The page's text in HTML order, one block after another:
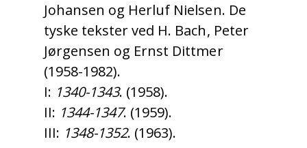
Johansen og Herluf Nielsen. De
tyske tekster ved H. Bach, Peter
Jørgensen og Ernst Dittmer
(1958-1982).
I: 1340-1343. (1958).
II: 1344-1347. (1959).
III: 1348-1352. (1963).